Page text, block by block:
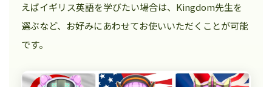
えばイギリス英語を学びたい場合は、Kingdom先生を
選ぶなど、お好みにあわせてお使いいただくことが可能
です。